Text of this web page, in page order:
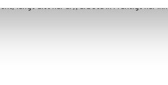
långt ditt hår är), arbeta in i fuktigt hår